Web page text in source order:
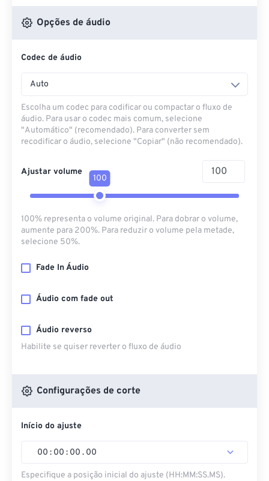
Do OneDrive
Opções de áudio
Codec de áudio
Auto
Escolha um codec para codificar ou compactar o fluxo de
áudio. Para usar o codec mais comum, selecione
"Automático" (recomendado). Para converter sem
recodificar o áudio, selecione "Copiar" (não recomendado).
Ajustar volume
100
100% representa o volume original. Para dobrar o volume,
aumente para 200%. Para reduzir o volume pela metade,
selecione 50%.
Fade In Áudio
Áudio com fade out
Áudio reverso
Habilite se quiser reverter o fluxo de áudio
Configurações de corte
Início do ajuste
00 : 00 : 00 . 00
Especifique a posição inicial do ajuste (HH:MM:SS.MS).